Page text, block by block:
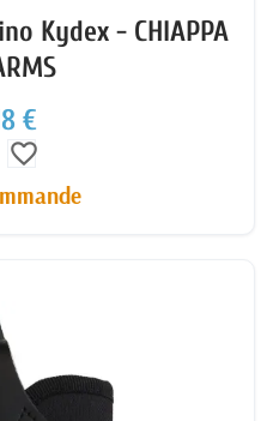
Kydex - CHIAPPA
€
favorite_border